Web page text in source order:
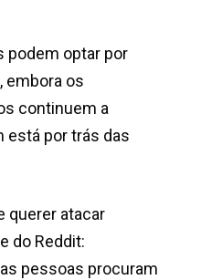
podem optar por
embora os
continuem a
está por trás das
querer atacar
do Reddit:
pessoas procuram